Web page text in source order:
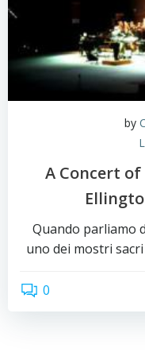
by
A Concert
Quando parliamo
uno dei mostri
0